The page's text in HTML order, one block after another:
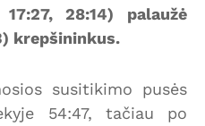
28:14) palaužė
krepšininkus.
susitikimo pusės
54:47, tačiau po